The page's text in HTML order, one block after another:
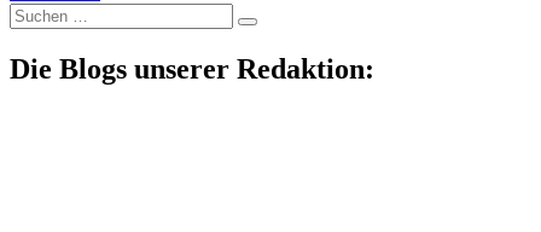
Suche
nach:
Die Blogs unserer Redaktion: